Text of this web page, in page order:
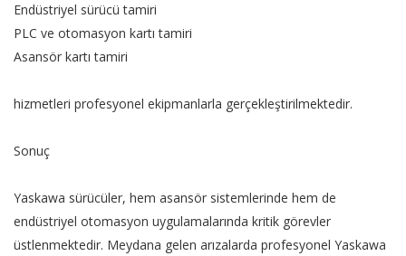
Endüstriyel sürücü tamiri
PLC ve otomasyon kartı tamiri
Asansör kartı tamiri
hizmetleri profesyonel ekipmanlarla gerçekleştirilmektedir.
Sonuç
Yaskawa sürücüler, hem asansör sistemlerinde hem de
endüstriyel otomasyon uygulamalarında kritik görevler
üstlenmektedir. Meydana gelen arızalarda profesyonel Yaskawa